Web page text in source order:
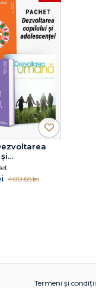
400.65 lei
Termeni și condiții